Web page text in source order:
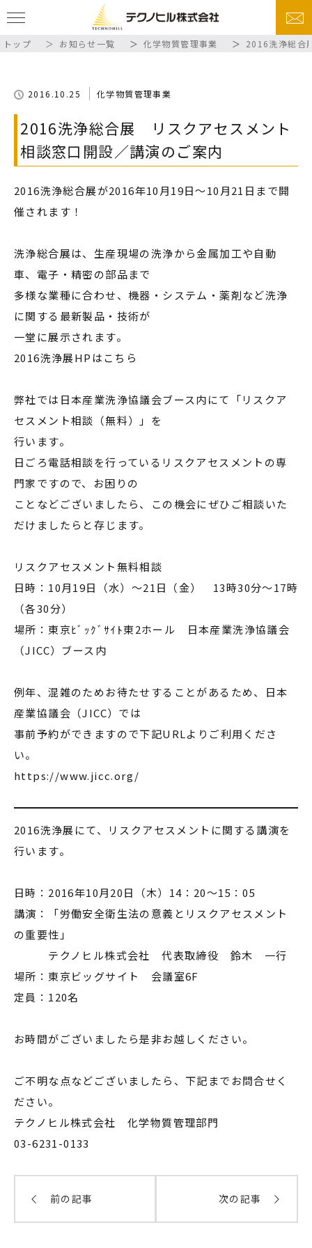
トップ お知らせ一覧 化学物質管理事業 2016洗浄総合
2016.10.25 化学物質管理事業
2016洗浄総合展 リスクアセスメント
相談窓口開設／講演のご案内
2016洗浄総合展が2016年10月19日～10月21日まで開
催されます！
洗浄総合展は、生産現場の洗浄から金属加工や自動
車、電子・精密の部品まで
多様な業種に合わせ、機器・システム・薬剤など洗浄
に関する最新製品・技術が
一堂に展示されます。
2016洗浄展HPはこちら
弊社では日本産業洗浄協議会ブース内にて「リスクア
セスメント相談（無料）」を
行います。
日ごろ電話相談を行っているリスクアセスメントの専
門家ですので、お困りの
ことなどございましたら、この機会にぜひご相談いた
だけましたらと存じます。
リスクアセスメント無料相談
日時：10月19日（水）～21日（金） 13時30分～17時
（各30分）
場所：東京ﾋﾞｯｸﾞｻｲﾄ東2ホール 日本産業洗浄協議会
（JICC）ブース内
例年、混雑のためお待たせすることがあるため、日本
産業協議会（JICC）では
事前予約ができますので下記URLよりご利用くださ
い。
https://www.jicc.org/
2016洗浄展にて、リスクアセスメントに関する講演を
行います。
日時：2016年10月20日（木）14：20～15：05
講演：「労働安全衛生法の意義とリスクアセスメント
の重要性」
テクノヒル株式会社 代表取締役 鈴木 一行
場所：東京ビッグサイト 会議室6F
定員：120名
お時間がございましたら是非お越しください。
ご不明な点などございましたら、下記までお問合せく
ださい。
テクノヒル株式会社 化学物質管理部門
03-6231-0133
前の記事 次の記事